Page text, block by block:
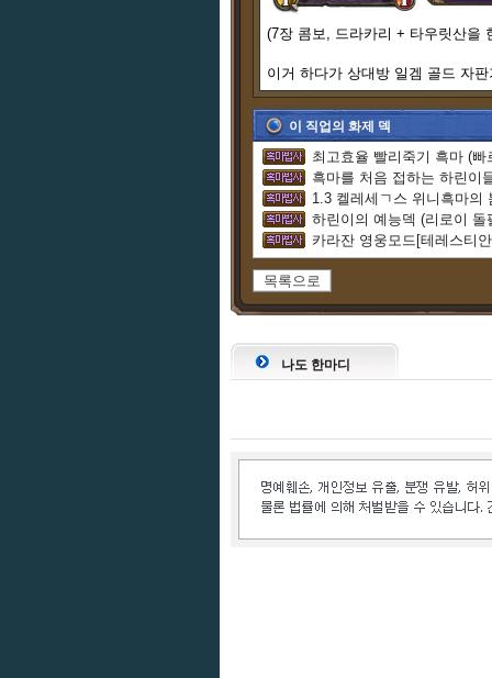
(7장 콤보, 드라카리 + 타우릿산을
이거 하다가 상대방 일겜 골드 자
이 직업의 화제 덱
최고효율 빨리죽기 흑마 (빠
1.3 켈레세ㄱ스 위니흑마의
하린이의 예능덱 (리로이 돌
카라잔 영웅모드[테레스티
목록으로
나도 한마디